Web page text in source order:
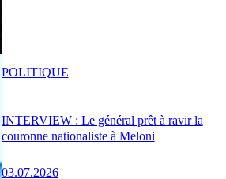
INTERVIEW : Le général prêt à ravir la
couronne nationaliste à Meloni
03.07.2026
POLITIQUE